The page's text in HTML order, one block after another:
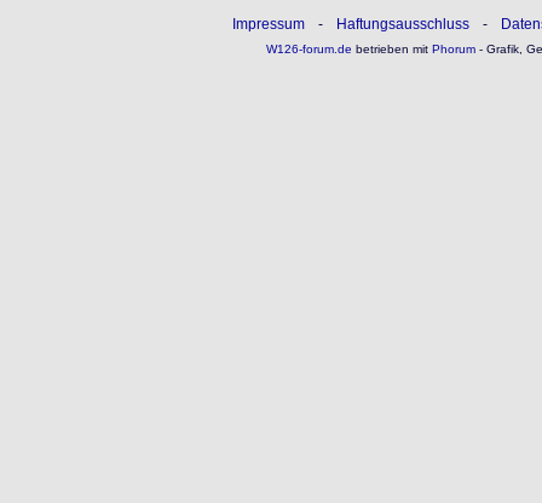
Impressum - Haftungsausschluss -
W126-forum.de betrieben mitPhorum- Grafik,